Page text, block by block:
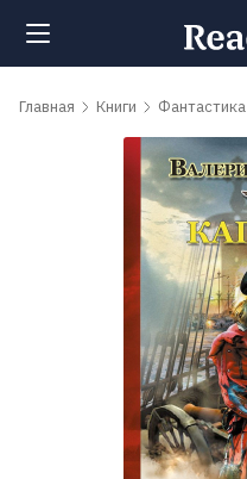
Поиск
Рейтинги
обсуждаемые
Главная Книги Фантастика